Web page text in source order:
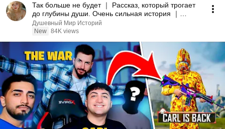
Так больше не будет ｜ Рассказ, который трогает
до глубины души. Очень сильная история ｜
Аудиорассказ
Душевный Мир Историй
New 84K views